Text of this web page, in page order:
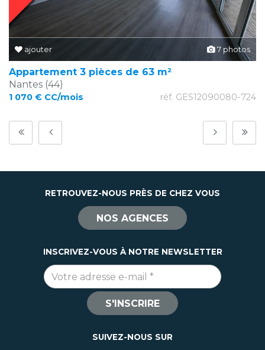
7 photos
ajouter
Appartement 3 pièces de 63 m²
Nantes (44)
1 070 € CC/mois réf. GES12090080-724
RETROUVEZ-NOUS PRÈS DE CHEZ VOUS
NOS AGENCES
INSCRIVEZ-VOUS À NOTRE NEWSLETTER
Adresse e-mail
S'INSCRIRE
SUIVEZ-NOUS SUR